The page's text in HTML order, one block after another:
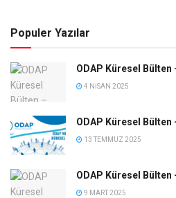
Populer Yazılar
ODAP Küresel Bülten
4 NISAN 2025
ODAP Küresel Bülten
13 TEMMUZ 2025
ODAP Küresel Bülten
9 MART 2025